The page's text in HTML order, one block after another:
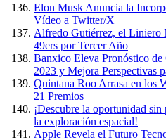
Elon Musk Anuncia la
Vídeo a Twitter/X
Alfredo Gutiérrez, el Liniero
49ers por Tercer Año
Banxico Eleva Pronóstico
2023 y Mejora Perspectivas
Quintana Roo Arrasa en los
21 Premios
¡Descubre la oportunidad
la exploración espacial!
Apple Revela el Futuro